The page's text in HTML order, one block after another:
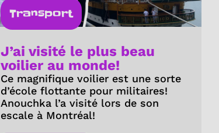
Transport
J’ai visité le plus beau
voilier au monde!
Ce magnifique voilier est une sorte
d’école flottante pour militaires!
Anouchka l’a visité lors de son
escale à Montréal!